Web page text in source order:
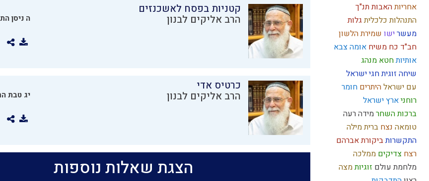
אחריותהאבותתנ"ך
התנהלות כלכליתגלות
מעשרישו שמירת הלשון
חב"ד כח משיח אומהצבא
אותיותחטא מנהג
שיחה זוגיתחגי ישראל
עם ישראלהיתרים חומר
רוחניארץ ישראל
ברכות השחרמידה רעה
טומאה נצח ברית מילה
התקשרותביקורתאברהם
רצח צדיקים ממלכה
מלחמת עולם זוגיותמצה
קטניות בפסח לאשכנזים
הרב אליקים לבנון ה ניסן
כרטיס אדי
הרב אליקים לבנון יג טבת
הצגת שאלות נוספות